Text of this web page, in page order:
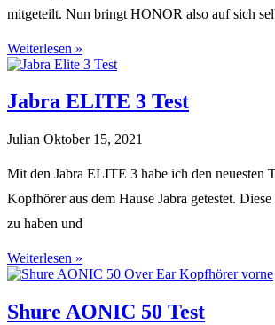
mitgeteilt. Nun bringt HONOR also auf sich
Weiterlesen »
Jabra ELITE 3 Test
Julian Oktober 15, 2021
Mit den Jabra ELITE 3 habe ich den neuesten
Kopfhörer aus dem Hause Jabra getestet.
zu haben und
Weiterlesen »
Shure AONIC 50 Test